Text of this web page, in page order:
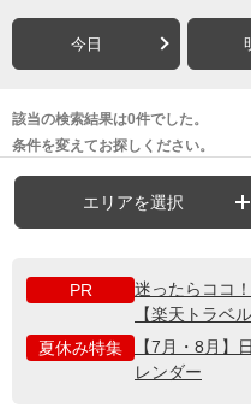
今日
該当の検索結果は0件でした。
条件を変えてお探しください。
エリアを選択
PR
迷ったらココ
【楽天トラベル
夏休み特集
【7月・8月】
レンダー